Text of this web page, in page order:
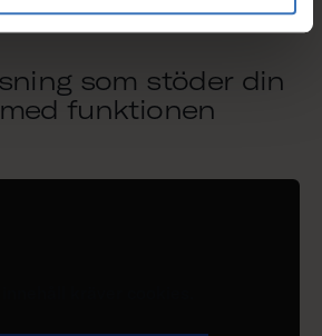
som stöder din
funktionen